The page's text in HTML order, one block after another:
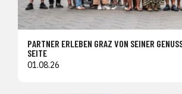
PARTNER ERLEBEN GRAZ VON SEINER
SEITE
01.08.26